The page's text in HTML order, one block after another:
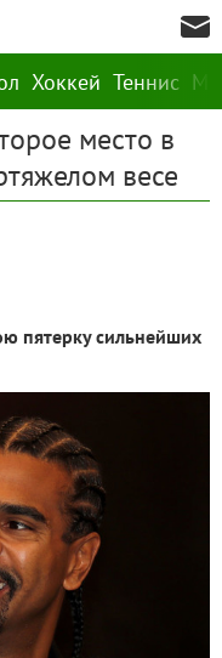
Хоккей Теннис
место в
весе
пятерку сильнейших